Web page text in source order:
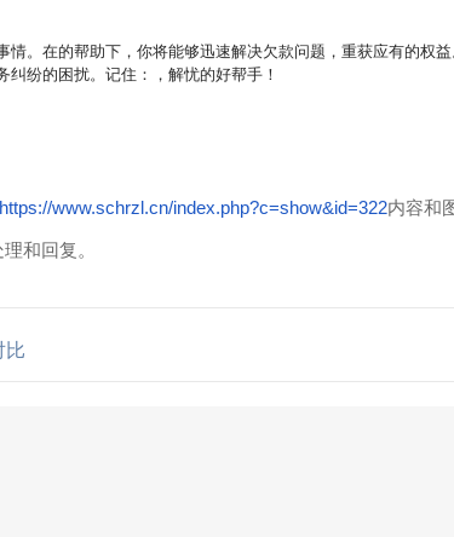
情。在的帮助下，你将能够迅速解决欠款问题，重获应有的权
纷的困扰。记住：，解忧的好帮手！
https://www.schrzl.cn/index.php?c=show&id=322内容和
和回复。
比